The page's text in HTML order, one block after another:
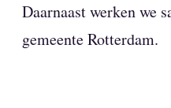
Daarnaast werken we
gemeente Rotterdam.